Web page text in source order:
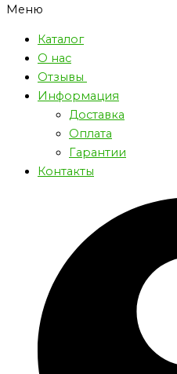
Меню
Каталог
О нас
Отзывы
Информация
Доставка
Оплата
Гарантии
Контакты